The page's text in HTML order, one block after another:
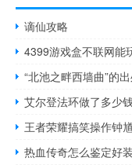
谪仙攻略
4399游戏盒不联网能
“北池之畔西墙曲”的
艾尔登法环做了多少
王者荣耀搞笑操作钟
热血传奇怎么鉴定好